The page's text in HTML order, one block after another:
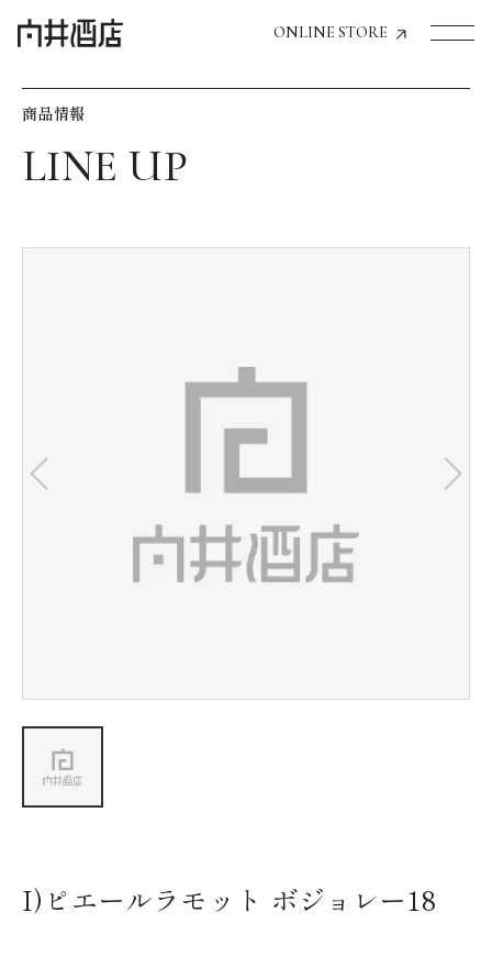
ONLINE STORE
飲食店経営のお客様
お気に入り機能の活用方法
会社情報
商品情報
I)ピエールラモット ボジョレー18